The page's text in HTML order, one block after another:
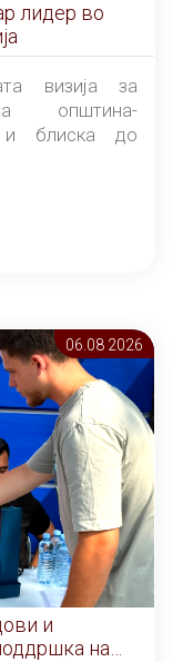
лидер во
визија за
општина-
и блиска до
06.08 2026
и
на